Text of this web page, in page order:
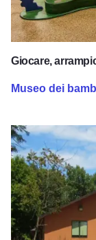
Giocare,
Museo dei
Centro naturale